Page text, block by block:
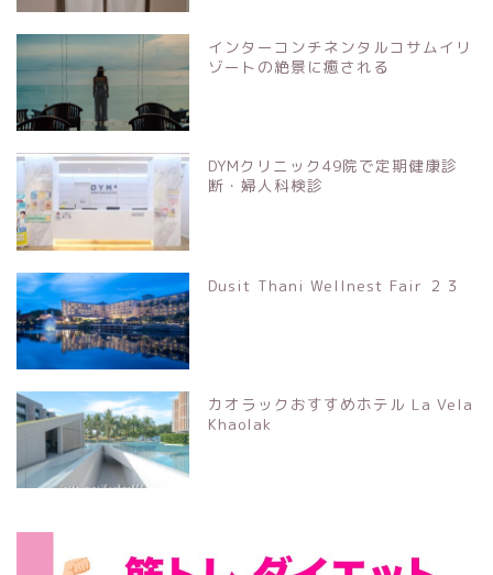
インターコンチネンタルコサムイリ
ゾートの絶景に癒される
DYMクリニック49院で定期健康診
断・婦人科検診
Dusit Thani Wellnest Fair ２３
カオラックおすすめホテル La Vela
Khaolak